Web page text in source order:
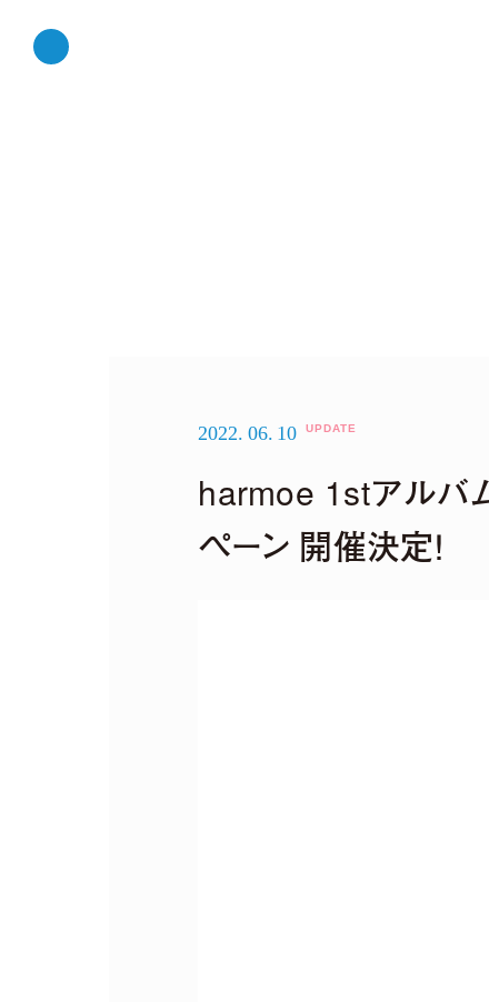
harmoe Remix EP
M1.「旅しよ！don’t you
M3.「QUEEN」
M4.「HyperLoveSong
2022. 06. 10
harmoe 1stアルバ
ペーン 開催決定！